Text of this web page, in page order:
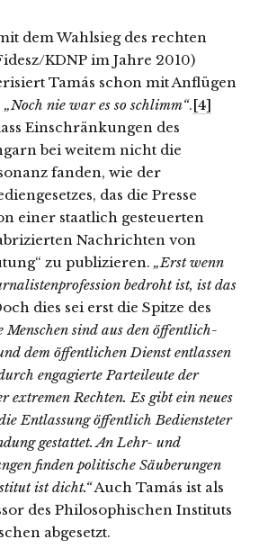
dem Wahlsieg des rechten
KDNP im Jahre 2010)
Tamás schon mit Anflügen
„Noch nie war es so schlimm“.[4]
Einschränkungen des
bei weitem nicht die
fanden, wie der
das die Presse
einer staatlich gesteuerten
Nachrichten von
zu publizieren. „Erst wenn
bedroht ist, ist das
dies sei erst die Spitze des
Menschen sind aus den öffentlich-
dem öffentlichen Dienst entlassen
engagierte Parteileute der
extremen Rechten. Es gibt ein neues
Entlassung öffentlich Bediensteter
gestattet. An Lehr- und
finden politische Säuberungen
ist dicht.“Auch Tamás ist als
des Philosophischen Instituts
abgesetzt.